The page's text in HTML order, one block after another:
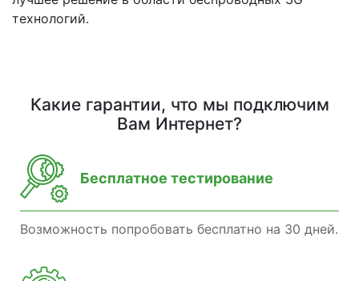
технологий.
Какие гарантии, что мы подключим
Вам Интернет?
Бесплатное тестирование
Возможность попробовать бесплатно на 30 дней.